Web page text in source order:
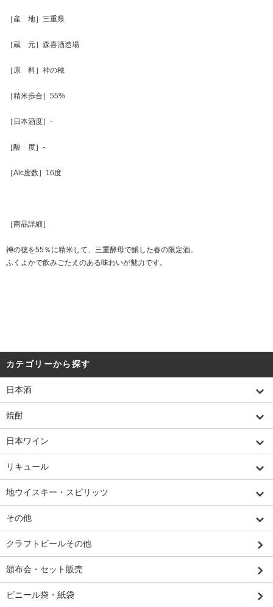
［産 地］三重県
［蔵 元］森喜酒造場
［原 料］神の穂
［精米歩合］55%
［日本酒度］-
［酸 度］-
［Alc度数］16度
［商品詳細］
神の穂を55％に精米して、三重酵母で醸した春の限定酒。
ふくよかで飲みごたえのある味わいが魅力です。
カテゴリーから探す
日本酒
焼酎
日本ワイン
リキュール
地ウイスキー・スピリッツ
その他
クラフトビールその他
頒布会・セット販売
ビニール袋・紙袋